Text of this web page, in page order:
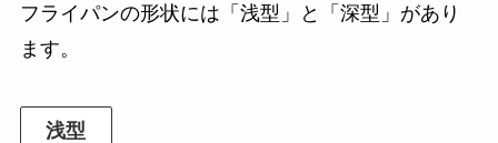
フライパンの形状には「浅型」と「深型」があり
ます。
浅型